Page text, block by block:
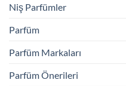
Niş Parfümler
Parfüm
Parfüm Markaları
Parfüm Önerileri